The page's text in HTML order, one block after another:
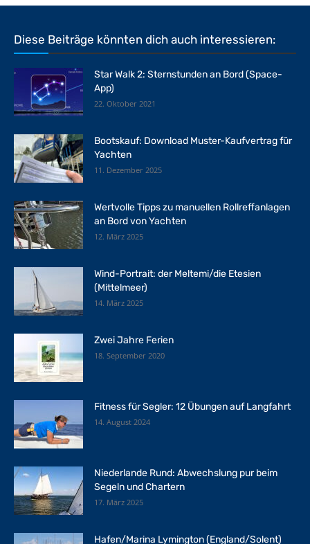
Diese Beiträge könnten dich auch interessieren:
Star Walk 2: Sternstunden an Bord (Space-
App)
22. Oktober 2021
Bootskauf: Download Muster-Kaufvertrag für
Yachten
11. Dezember 2025
Wertvolle Tipps zu manuellen Rollreffanlagen
an Bord von Yachten
12. März 2025
Wind-Portrait: der Meltemi/die Etesien
(Mittelmeer)
14. März 2025
Zwei Jahre Ferien
18. September 2020
Fitness für Segler: 12 Übungen auf Langfahrt
14. August 2024
Niederlande Rund: Abwechslung pur beim
Segeln und Chartern
17. März 2025
Hafen/Marina Lymington (England/Solent)